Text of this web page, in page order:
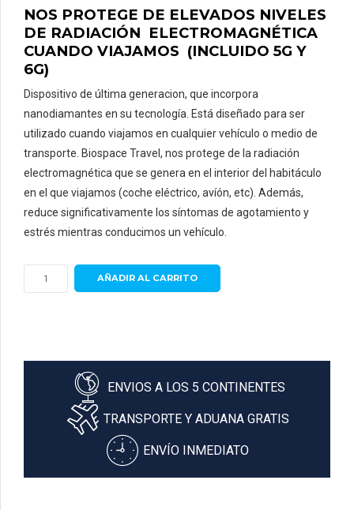
NOS PROTEGE DE ELEVADOS NIVELES
DE RADIACIÓN ELECTROMAGNÉTICA
CUANDO VIAJAMOS (INCLUIDO 5G Y
6G)
Dispositivo de última generacion, que incorpora
nanodiamantes en su tecnología. Está diseñado para ser
utilizado cuando viajamos en cualquier vehículo o medio de
transporte. Biospace Travel, nos protege de la radiación
electromagnética que se genera en el interior del habitáculo
en el que viajamos (coche eléctrico, avíón, etc). Además,
reduce significativamente los síntomas de agotamiento y
estrés mientras conducimos un vehículo.
Biospace
TRAVEL
AÑADIR AL CARRITO
ENVIOS A LOS 5 CONTINENTES
TRANSPORTE Y ADUANA GRATIS
ENVÍO INMEDIATO